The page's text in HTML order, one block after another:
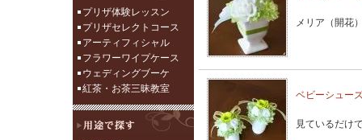
プリザ体験レッスン
プリザセレクトコース
アーティフィシャル
フラワーワイプケース
ウェディングブーケ
紅茶・お茶三昧教室
メリア（開花
ベビーシュー
見ているだけ